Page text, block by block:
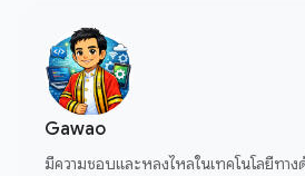
Gawao
มีความชอบและหลงไหลในเทคโนโลยีทา